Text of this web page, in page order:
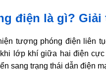
điện là gì? Giải
tượng phóng điện liên
lớp khí giữa hai điện
sang trạng thái dẫn điện